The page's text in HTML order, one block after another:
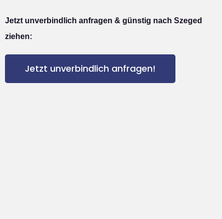
Jetzt unverbindlich anfragen & günstig nach Szeged
ziehen:
Jetzt unverbindlich anfragen!